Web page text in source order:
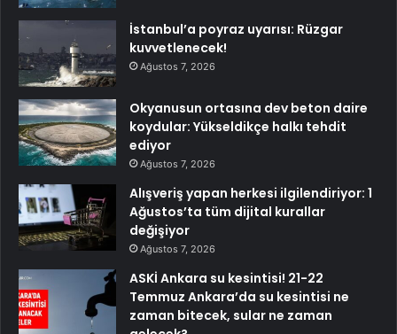
İstanbul’a poyraz uyarısı: Rüzgar
kuvvetlenecek!
Ağustos 7, 2026
Okyanusun ortasına dev beton daire
koydular: Yükseldikçe halkı tehdit
ediyor
Ağustos 7, 2026
Alışveriş yapan herkesi ilgilendiriyor: 1
Ağustos’ta tüm dijital kurallar
değişiyor
Ağustos 7, 2026
ASKİ Ankara su kesintisi! 21-22
Temmuz Ankara’da su kesintisi ne
zaman bitecek, sular ne zaman